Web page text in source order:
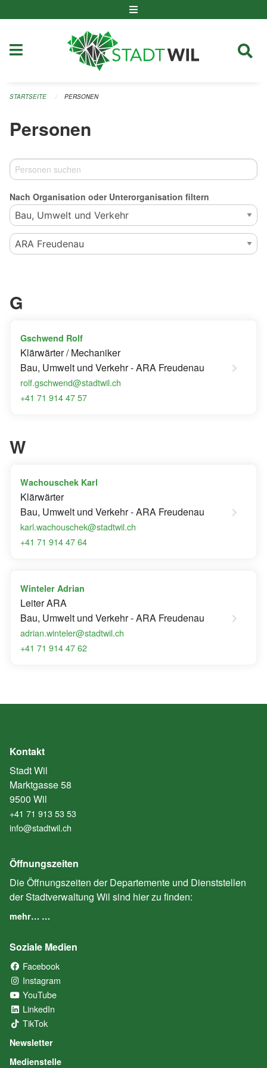
STARTSEITE PERSONEN
Personen
Nach Organisation oder Unterorganisation filtern
G
Gschwend Rolf
Klärwärter / Mechaniker
Bau, Umwelt und Verkehr - ARA Freudenau
rolf.gschwend@stadtwil.ch
+41 71 914 47 57
W
Wachouschek Karl
Klärwärter
Bau, Umwelt und Verkehr - ARA Freudenau
karl.wachouschek@stadtwil.ch
+41 71 914 47 64
Winteler Adrian
Leiter ARA
Bau, Umwelt und Verkehr - ARA Freudenau
adrian.winteler@stadtwil.ch
+41 71 914 47 62
Kontakt
Stadt Wil
Marktgasse 58
9500 Wil
+41 71 913 53 53
info@stadtwil.ch
Öffnungszeiten
Die Öffnungszeiten der Departemente und Dienststellen
der Stadtverwaltung Wil sind hier zu finden:
mehr… …
Soziale Medien
Facebook
Instagram
YouTube
LinkedIn
TikTok
Newsletter
Medienstelle